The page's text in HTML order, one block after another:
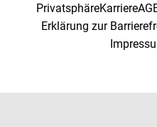
PrivatsphäreKarriere
Erklärung zur